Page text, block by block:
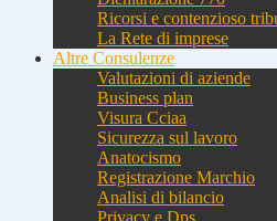
Ricorsi e contenzioso
La Rete di imprese
Altre Consulenze
Valutazioni di aziende
Business plan
Visura Cciaa
Sicurezza sul lavoro
Anatocismo
Registrazione Marchio
Analisi di bilancio
Privacy e Dps